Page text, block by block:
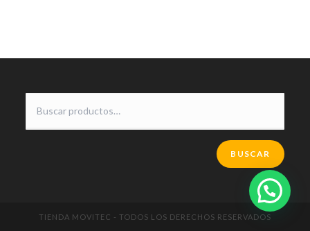
BUSCAR
TIENDA MOVITEC - TODOS LOS DERECHOS RESERVADOS